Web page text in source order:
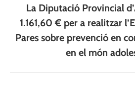
Next
post:
La Diputació Provincial
1.161,60 € per a realitzar
Pares sobre prevenció en
en el món